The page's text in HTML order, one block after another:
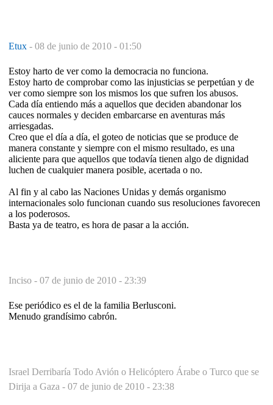
Etux - 08 de junio de 2010 - 01:50
Estoy harto de ver como la democracia no funciona.
Estoy harto de comprobar como las injusticias se perpetúan y de
ver como siempre son los mismos los que sufren los abusos.
Cada día entiendo más a aquellos que deciden abandonar los
cauces normales y deciden embarcarse en aventuras más
arriesgadas.
Creo que el día a día, el goteo de noticias que se produce de
manera constante y siempre con el mismo resultado, es una
aliciente para que aquellos que todavía tienen algo de dignidad
luchen de cualquier manera posible, acertada o no.
Al fin y al cabo las Naciones Unidas y demás organismo
internacionales solo funcionan cuando sus resoluciones favorecen
a los poderosos.
Basta ya de teatro, es hora de pasar a la acción.
Inciso - 07 de junio de 2010 - 23:39
Ese periódico es el de la familia Berlusconi.
Menudo grandísimo cabrón.
Israel Derribaría Todo Avión o Helicóptero Árabe o Turco que se
Dirija a Gaza - 07 de junio de 2010 - 23:38